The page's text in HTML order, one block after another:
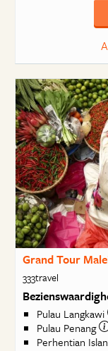
Grand Tour
333travel
Pulau Langkawi
Pulau Penang
Perhentian